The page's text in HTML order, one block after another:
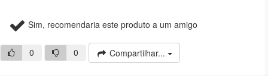
Sim, recomendaria este produto a um amigo
0 0 Compartilhar...